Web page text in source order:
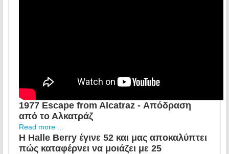
1977 Escape from Alcatraz - Απόδραση
από το Αλκατράζ
Read more ...
Η Halle Berry έγινε 52 και μας αποκαλύπτει
πώς καταφέρνει να μοιάζει με 25